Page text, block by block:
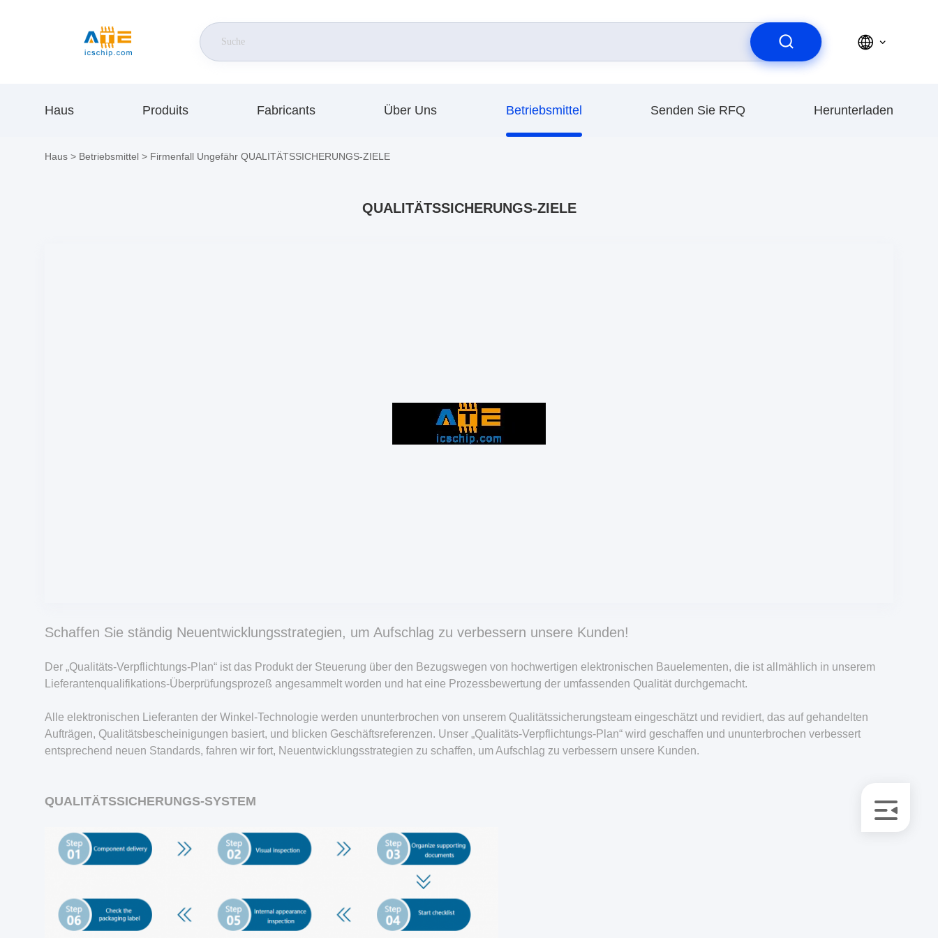
Haus Produits Fabricants Über Uns Betriebsmittel Senden Sie RFQ Herunterladen
Haus > Betriebsmittel > Firmenfall Ungefähr QUALITÄTSSICHERUNGS-ZIELE
QUALITÄTSSICHERUNGS-ZIELE
Schaffen Sie ständig Neuentwicklungsstrategien, um Aufschlag zu verbessern unsere Kunden!
Der „Qualitäts-Verpflichtungs-Plan“ ist das Produkt der Steuerung über den Bezugswegen von hochwertigen elektronischen Bauelementen, die ist allmählich in unserem
Lieferantenqualifikations-Überprüfungsprozeß angesammelt worden und hat eine Prozessbewertung der umfassenden Qualität durchgemacht.
Alle elektronischen Lieferanten der Winkel-Technologie werden ununterbrochen von unserem Qualitätssicherungsteam eingeschätzt und revidiert, das auf gehandelten
Aufträgen, Qualitätsbescheinigungen basiert, und blicken Geschäftsreferenzen. Unser „Qualitäts-Verpflichtungs-Plan“ wird geschaffen und ununterbrochen verbessert
entsprechend neuen Standards, fahren wir fort, Neuentwicklungsstrategien zu schaffen, um Aufschlag zu verbessern unsere Kunden.
QUALITÄTSSICHERUNGS-SYSTEM